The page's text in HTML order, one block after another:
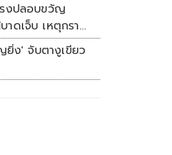
รงปลอบขวัญ
าดเจ็บ เหตุกราด
บุรี
ง' จับตางูเขียว